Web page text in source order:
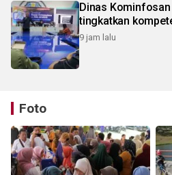
Dinas Kominfosan
tingkatkan
9 jam lalu
Foto